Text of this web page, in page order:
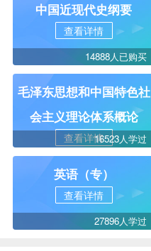
中国近现代史纲要
查看详情
14888人已购买
毛泽东思想和中国特色社
会主义理论体系概论
查看详情16523人学过
英语（专）
查看详情
27896人学过